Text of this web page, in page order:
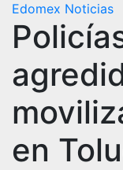
Edomex Noticias
en